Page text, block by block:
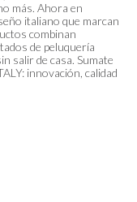
más. Ahora en
italiano que marcan
combinan
de peluquería
salir de casa. Sumate
innovación, calidad